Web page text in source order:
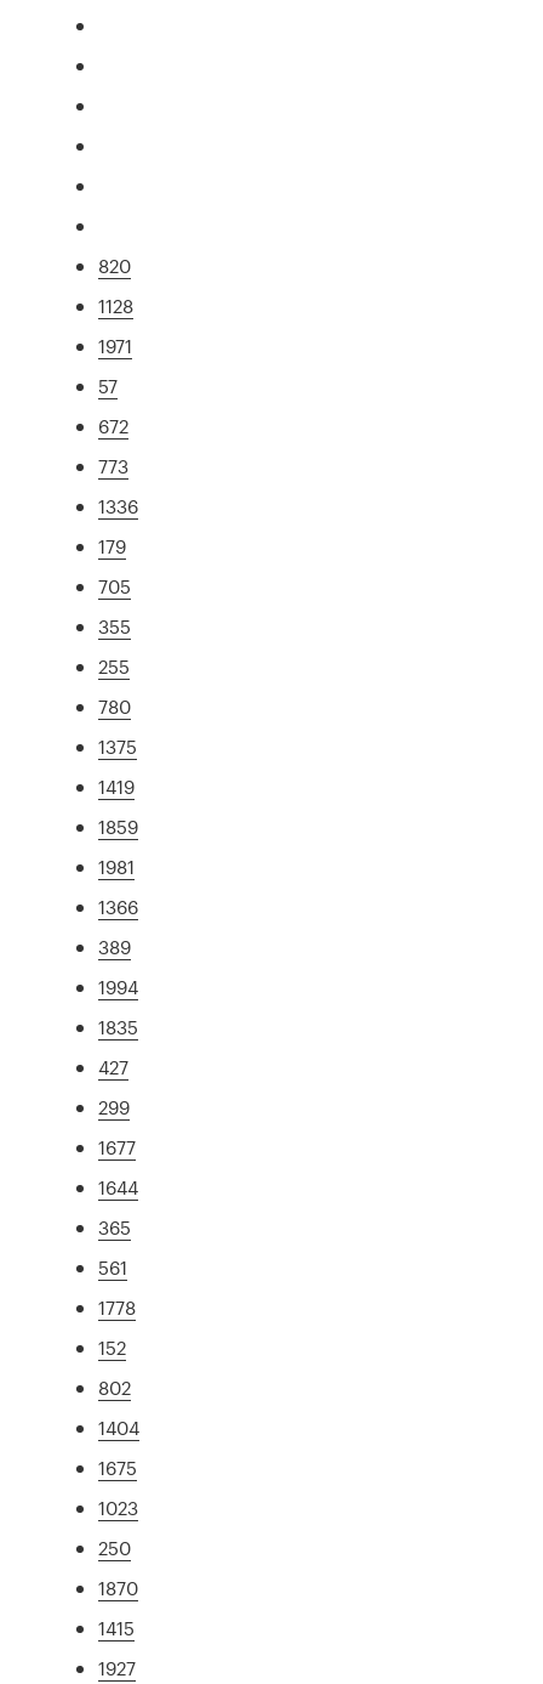
820
1128
1971
57
672
773
1336
179
705
355
255
780
1375
1419
1859
1981
1366
389
1994
1835
427
299
1677
1644
365
561
1778
152
802
1404
1675
1023
250
1870
1415
1927